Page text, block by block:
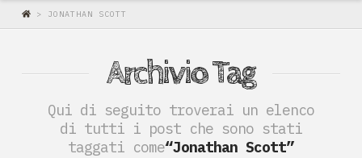
> JONATHAN SCOTT
Archivio Tag
Qui di seguito troverai un elenco
di tutti i post che sono stati
taggati come“Jonathan Scott”